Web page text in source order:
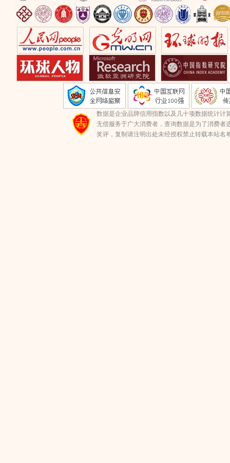
数据是企业品牌信用指数以及几十项数据统计
无偿服务于广大消费者，查询数据是为了消费
奖评，复制请注明出处未经授权禁止转载本站名